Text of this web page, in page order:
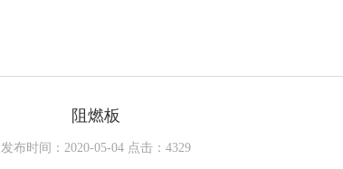
阻燃板
发布时间：2020-05-04 点击：4329